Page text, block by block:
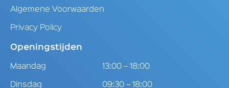
Algemene Voorwaarden
Privacy Policy
Openingstijden
Maandag 13:00 – 18:00
Dinsdag 09:30 – 18:00